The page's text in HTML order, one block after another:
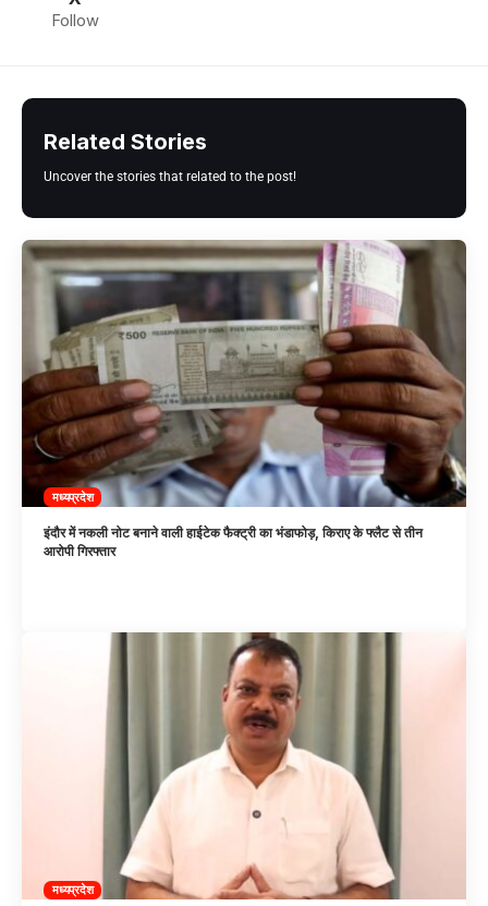
Follow
Related Stories
Uncover the stories that related to the post!
मध्यप्रदेश
इंदौर में नकली नोट बनाने वाली हाईटेक फैक्ट्री का भंडाफोड़, किराए के फ्लैट से तीन
आरोपी गिरफ्तार
मध्यप्रदेश